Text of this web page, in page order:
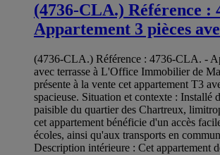
(4736-CLA.) Référence :
Appartement 3 pièces
(4736-CLA.) Référence : 4736-CLA. -
avec terrasse à L'Office Immobilier de
présente à la vente cet appartement T3
spacieuse. Situation et contexte : Installé
paisible du quartier des Chartreux,
cet appartement bénéficie d'un accès
écoles, ainsi qu'aux transports en
Description intérieure : Cet appartement